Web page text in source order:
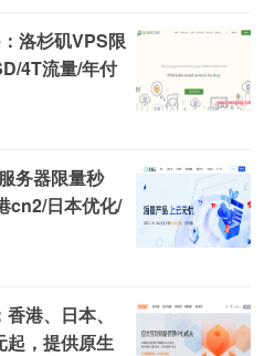
洛杉矶VPS限
4T流量/年付
务器限量秒
cn2/日本优化/
港、日本、
起，提供原生